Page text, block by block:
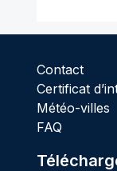
Contact
Certificat
Météo-villes
FAQ